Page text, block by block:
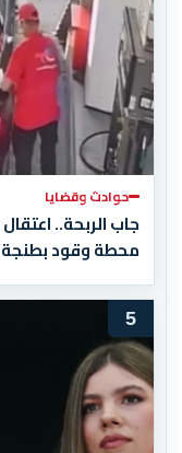
حوادث وقضايا
جاب الربحة..
محطة وقود بطنجة
5